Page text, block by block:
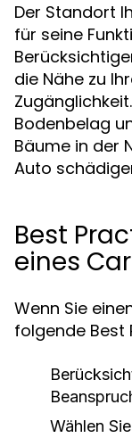
Der Standort
für seine
die Nähe zu
Bodenbelag
Bäume in der
Auto
Best
eines
Wenn Sie
folgende Best
Wählen